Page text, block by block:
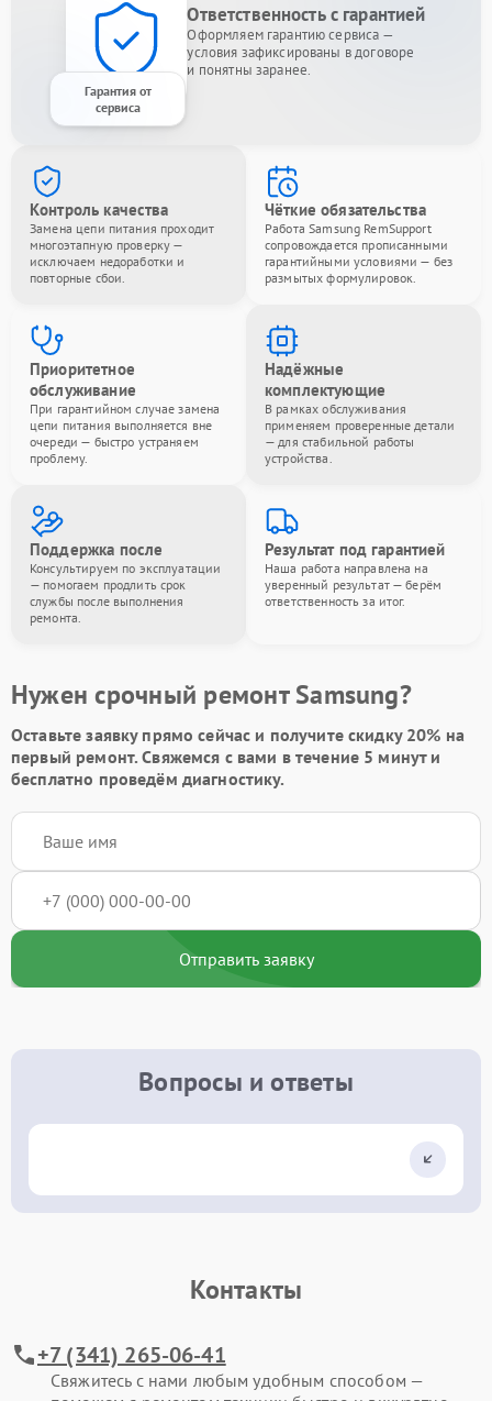
Гарантия от
сервиса
Ответственность с гарантией
Оформляем гарантию сервиса —
условия зафиксированы в договоре
и понятны заранее.
Контроль качества
Замена цепи питания проходит
многоэтапную проверку —
исключаем недоработки и
повторные сбои.
Чёткие обязательства
Работа Samsung RemSupport
сопровождается прописанными
гарантийными условиями — без
размытых формулировок.
Приоритетное
обслуживание
При гарантийном случае замена
цепи питания выполняется вне
очереди — быстро устраняем
проблему.
Надёжные
комплектующие
В рамках обслуживания
применяем проверенные детали
— для стабильной работы
устройства.
Поддержка после
Консультируем по эксплуатации
— помогаем продлить срок
службы после выполнения
ремонта.
Результат под гарантией
Наша работа направлена на
уверенный результат — берём
ответственность за итог.
Нужен срочный ремонт Samsung?
Оставьте заявкупрямо сейчас и получите скидку 20% на
первый ремонт. Свяжемся с вами в течение 5 минут и
бесплатно проведём диагностику.
Отправить заявку
Вопросы и ответы
Контакты
+7 (341) 265-06-41
Свяжитесь с нами любым удобным способом —